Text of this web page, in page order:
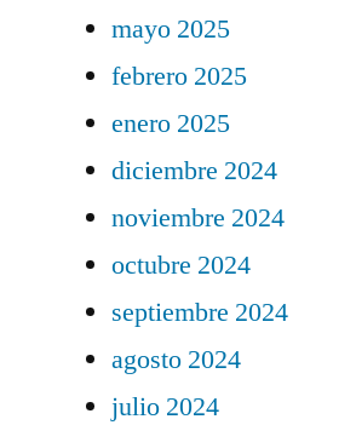
mayo 2025
febrero 2025
enero 2025
diciembre 2024
noviembre 2024
octubre 2024
septiembre 2024
agosto 2024
julio 2024